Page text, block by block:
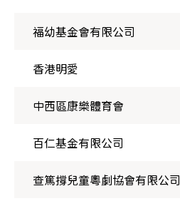
福幼基金會有限公司
香港明愛
中西區康樂體育會
百仁基金有限公司
查篤撐兒童粵劇協會有限公司